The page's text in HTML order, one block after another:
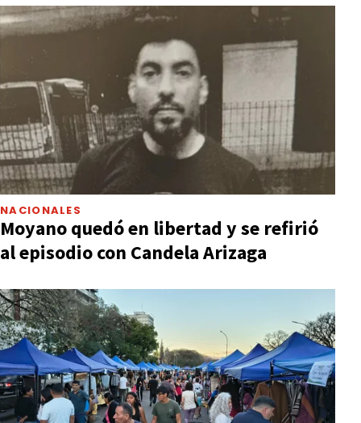
NACIONALES
Moyano quedó en libertad y se refirió
al episodio con Candela Arizaga